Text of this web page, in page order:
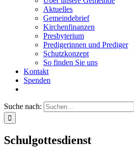
Aktuelles
Gemeindebrief
Kirchenfinanzen
Presbyterium
Predigerinnen und Prediger
Schutzkonzept
So finden Sie uns
Kontakt
Spenden
Suche nach:
Schulgottesdienst